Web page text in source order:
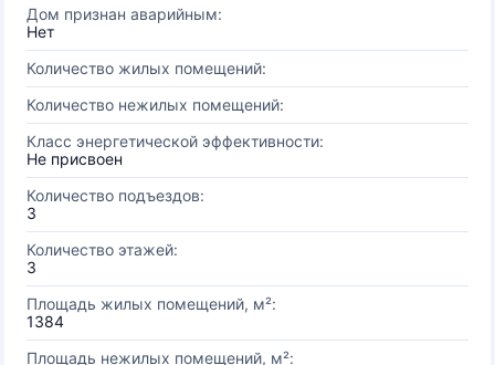
Дом признан аварийным:
Нет
Количество жилых помещений:
Количество нежилых помещений:
Класс энергетической эффективности:
Не присвоен
Количество подъездов:
3
Количество этажей:
3
Площадь жилых помещений, м²:
1384
Площадь нежилых помещений, м²: